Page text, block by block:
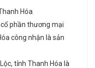
Hóa
phần thương mại
công nhận là sản
tỉnh Thanh Hóa là